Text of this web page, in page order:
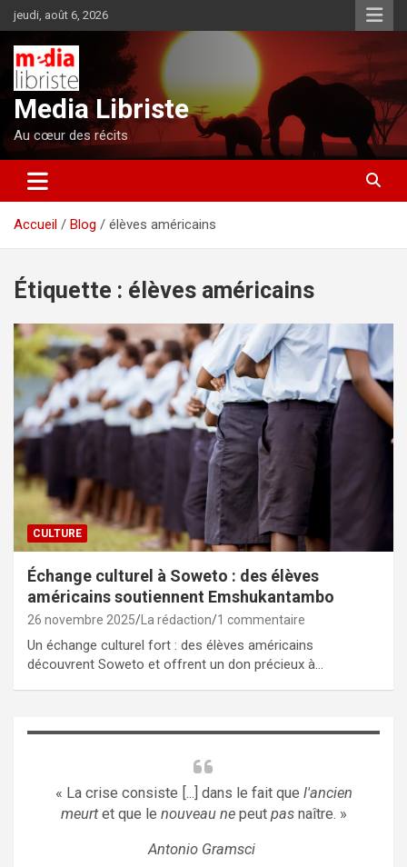
Aller
au
contenu
jeudi, août 6, 2026
Media Libriste
Au cœur des récits
Accueil Blog élèves américains
Étiquette : élèves américains
CULTURE
Échange culturel à Soweto : des élèves
américains soutiennent Emshukantambo
26 novembre 2025 La rédaction 1 commentaire
Un échange culturel fort : des élèves américains
découvrent Soweto et offrent un don précieux à…
« La crise consiste [...] dans le fait que l'ancien
meurtet que le nouveau nepeut pasnaître. »
Antonio Gramsci